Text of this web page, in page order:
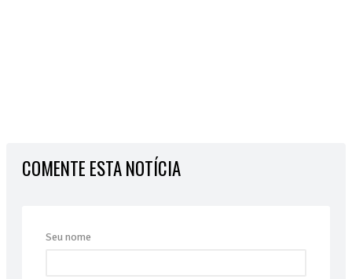
COMENTE ESTA NOTÍCIA
Seu nome